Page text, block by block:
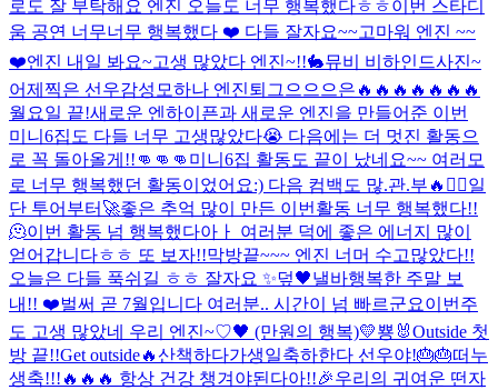
로도 잘 부탁해요 엔진 오늘도 너무 행복했다ㅎㅎ이번 스타디
움 공연 너무너무 행복했다 ❤️ 다들 잘자요~~고마워 엔진 ~~
❤️엔진 내일 봐요~고생 많았다 엔진~!!🐇뮤비 비하인드사진~
어제찍은 선우감성 모하나 엔진퇴그으으으은 🔥🔥🔥🔥🔥🔥🔥
월요일 끝!새로운 엔하이픈과 새로운 엔진을 만들어준 이번
미니6집도 다들 너무 고생많았다😭 다음에는 더 멋진 활동으
로 꼭 돌아올게!!👊👊👊 미니6집 활동도 끝이 났네요~~ 여러모
로 너무 행복했던 활동이었어요:) 다음 컴백도 많.관.부🔥❤️‍🔥일
단 투어부터🚀좋은 추억 많이 만든 이번활동 너무 행복했다!!
🫠이번 활동 넘 행복했다아ㅏ 여러분 덕에 좋은 에너지 많이
얻어갑니다ㅎㅎ 또 보자!!막방끝~~~ 엔진 너머 수고많았다!!
오늘은 다들 푹쉬길 ㅎㅎ 잘자요 ✨️덮🖤낼바행복한 주말 보
내!! ❤️벌써 곧 7월입니다 여러분.. 시간이 넘 빠르군요이번주
도 고생 많았네 우리 엔진~♡🖤 (만원의 행복)💛뿅🐰Outside 첫
방 끝!!Get outside🔥산책하다가생일축하한다 선우야!🎂🎂떠누
생축!!!🔥🔥🔥 항상 건강 챙겨야된다아!!🎉우리의 귀여운 떤자